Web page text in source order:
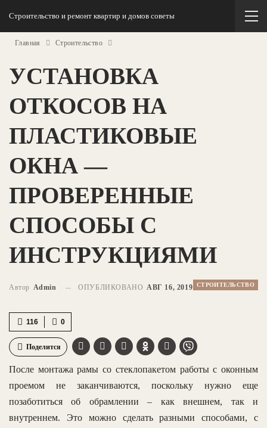
Строительство и ремонт квартир и домов советы
Главная Строительство
УСТАНОВКА
ОТКОСОВ НА
ПЛАСТИКОВЫЕ
ОКНА —
ПРОВЕРЕННЫЕ
СПОСОБЫ С
ИНСТРУКЦИЯМИ
СТРОИТЕЛЬСТВО
Автор Admin ОПУБЛИКОВАНО АВГ 16, 2019
0
116
Поделится
После монтажа рамы со стеклопакетом работы с оконным
проемом не заканчиваются, поскольку нужно еще
позаботиться об обрамлении – как внешнем, так и
внутреннем. Это можно сделать разными способами, с